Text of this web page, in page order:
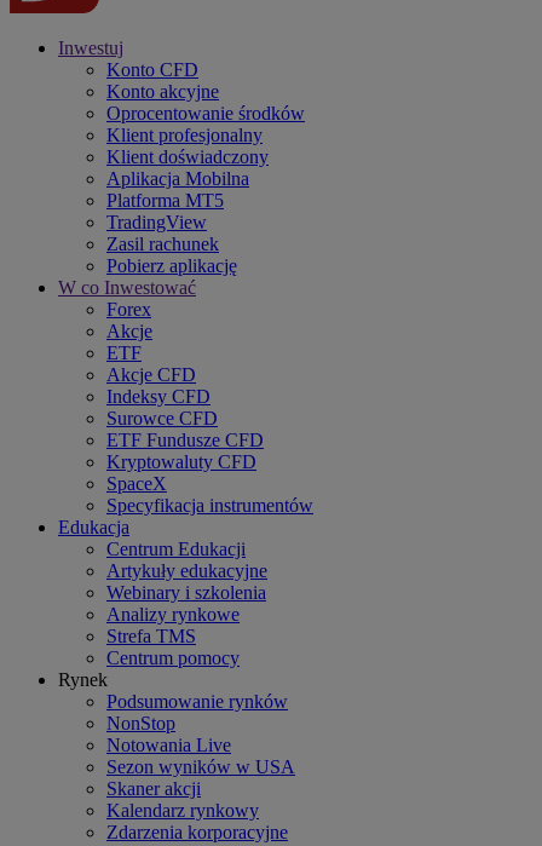
Inwestuj
Konto CFD
Konto akcyjne
Oprocentowanie środków
Klient profesjonalny
Klient doświadczony
Aplikacja Mobilna
Platforma MT5
TradingView
Zasil rachunek
Pobierz aplikację
W co Inwestować
Forex
Akcje
ETF
Akcje CFD
Indeksy CFD
Surowce CFD
ETF Fundusze CFD
Kryptowaluty CFD
SpaceX
Specyfikacja instrumentów
Edukacja
Centrum Edukacji
Artykuły edukacyjne
Webinary i szkolenia
Analizy rynkowe
Strefa TMS
Centrum pomocy
Rynek
Podsumowanie rynków
NonStop
Notowania Live
Sezon wyników w USA
Skaner akcji
Kalendarz rynkowy
Zdarzenia korporacyjne